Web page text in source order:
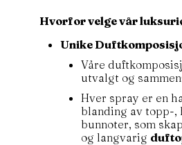
Hvorfor velge vår
Unike
Våre
utvalgt og
Hver spray er en
blanding av topp-,
bunnoter, som
og langvarig